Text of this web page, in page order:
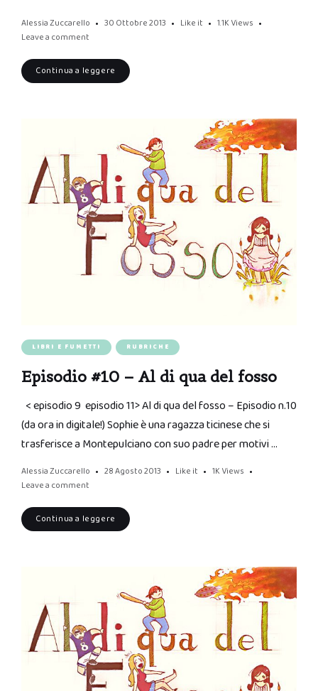
Alessia Zuccarello 30 Ottobre 2013 Like it 1.1K Views
Leave a comment
Continua a leggere
LIBRI E FUMETTI RUBRICHE
Episodio #10 – Al di qua del fosso
< episodio 9 episodio 11> Al di qua del fosso – Episodio n.10
(da ora in digitale!) Sophie è una ragazza ticinese che si
trasferisce a Montepulciano con suo padre per motivi …
Alessia Zuccarello 28 Agosto 2013 Like it 1K Views
Leave a comment
Continua a leggere